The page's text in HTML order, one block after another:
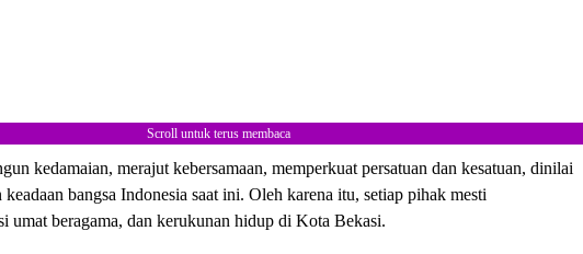
Scroll untuk terus membaca
kedamaian, merajut kebersamaan, memperkuat persatuan dan kesatuan, dinilai
bangsa Indonesia saat ini. Oleh karena itu, setiap pihak mesti
umat beragama, dan kerukunan hidup di Kota Bekasi.